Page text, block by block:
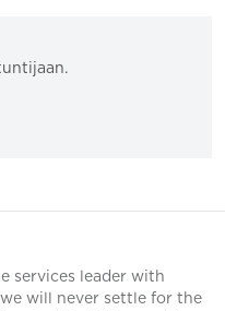
services leader with
will never settle for the